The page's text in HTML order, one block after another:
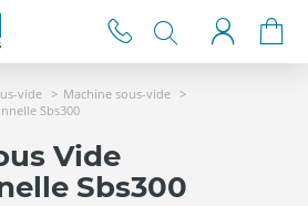
vide
Machine sous-vide
Sbs300
Vide
Sbs300